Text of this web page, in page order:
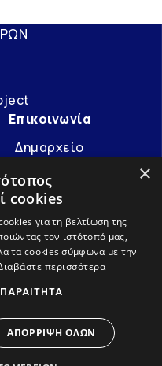
Επικοινωνία
Δημαρχείο
info@avdera.gr
2541352550
μας
×
cookies
για τη βελτίωση της
τον ιστότοπό μας,
τα cookies σύμφωνα με την
περισσότερα
ΑΠΌΡΡΙΨΗ ΌΛΩΝ